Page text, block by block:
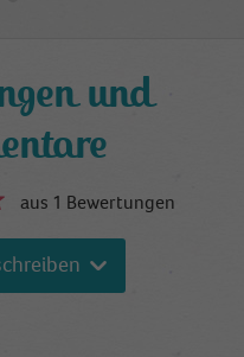
und
aus 1 Bewertungen